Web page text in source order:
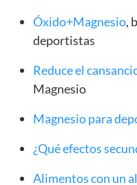
Óxido+Magnesio,
deportistas
Reduce el
Magnesio
Magnesio para
¿Qué efectos
Alimentos con un